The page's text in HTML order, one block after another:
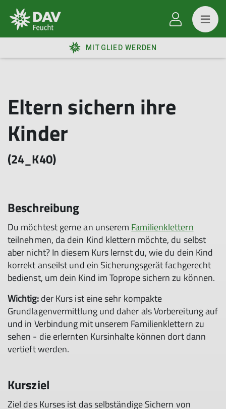
MITGLIED WERDEN
Eltern sichern ihre
Kinder
(24_K40)
Beschreibung
Du möchtest gerne an unserem Familienklettern
teilnehmen, da dein Kind klettern möchte, du selbst
aber nicht?​ In diesem Kurs lernst du, wie du dein Kind
korrekt anseilst und ein Sicherungsgerät fachgerecht
bedienst, um dein Kind im Toprope sichern zu können.​
Wichtig:der Kurs ist eine sehr kompakte
Grundlagenvermittlung und daher als Vorbereitung auf
und in Verbindung mit unserem Familienklettern zu
sehen - die erlernten Kursinhalte können dort dann
vertieft werden.
Kursziel
Ziel des Kurses ist das selbständige Sichern von